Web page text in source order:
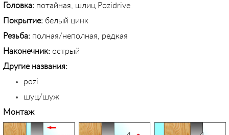
Головка: потайная, шлиц Pozidrive
Покрытие: белый цинк
Резьба: полная/неполная, редкая
Наконечник: острый
Другие названия:
pozi
шуц/шуж
Монтаж